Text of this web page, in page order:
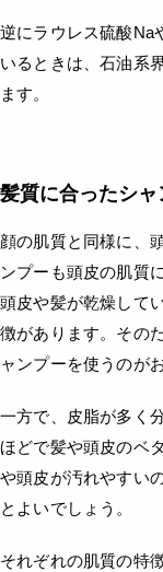
逆にラウレス硫酸Na
いるときは、石油系
ます。
髪質に合ったシ
顔の肌質と同様に、
ンプーも頭皮の肌質
頭皮や髪が乾燥して
徴があります。その
ャンプーを使うのが
一方で、皮脂が多く
ほどで髪や頭皮のベ
や頭皮が汚れやすい
とよいでしょう。
それぞれの肌質の特